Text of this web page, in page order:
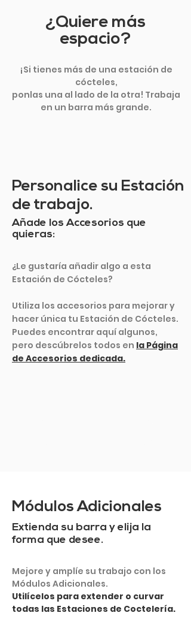
¿Quiere más
espacio?
¡Si tienes más de una estación de
cócteles,
ponlas una al lado de la otra! Trabaja
en un barra más grande.
Personalice su Estación
de trabajo.
Añade los Accesorios que
quieras:
¿Le gustaría añadir algo a esta
Estación de Cócteles?
Utiliza los accesorios para mejorar y
hacer única tu Estación de Cócteles.
Puedes encontrar aquí algunos,
pero descúbrelos todos en la Página
de Accesorios dedicada.
Módulos Adicionales
Extienda su barra y elija la
forma que desee.
Mejore y amplíe su trabajo con los
Módulos Adicionales.
Utilícelos para extender o curvar
todas las Estaciones de Coctelería.